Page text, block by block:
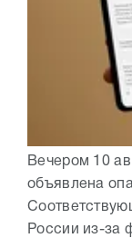
Вечером 10
объявлена
России из-за